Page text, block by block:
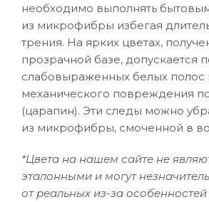
необходимо выполнять
из микрофибры избегая
трения. На ярких цветах,
прозрачной базе, допускается
слабовыраженных белых полос
механического повреждения
(царапин). Эти следы можно
из микрофибры, смоченной в
*Цвета на нашем сайте не
эталонными и могут
от реальных из-за